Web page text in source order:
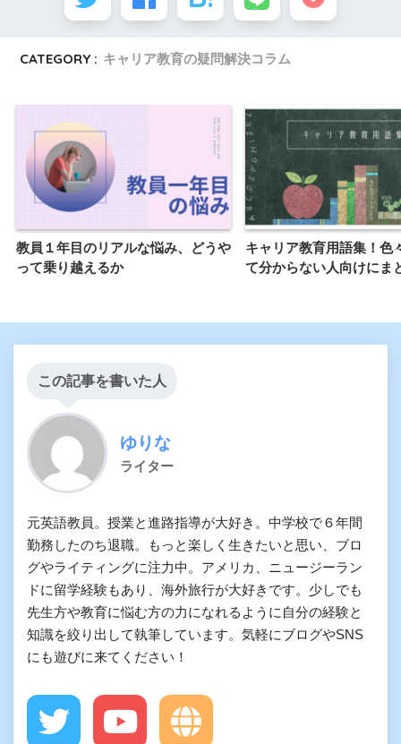
CATEGORY : キャリア教育の疑問解決コラム
教員１年目のリアルな悩み、どうや
って乗り越えるか
キャリア教育用語集！色
て分からない人向けにま
この記事を書いた人
ゆりな
ライター
元英語教員。授業と進路指導が大好き。中学校で６年間
勤務したのち退職。もっと楽しく生きたいと思い、ブロ
グやライティングに注力中。アメリカ、ニュージーラン
ドに留学経験もあり、海外旅行が大好きです。少しでも
先生方や教育に悩む方の力になれるように自分の経験と
知識を絞り出して執筆しています。気軽にブログやSNS
にも遊びに来てください！